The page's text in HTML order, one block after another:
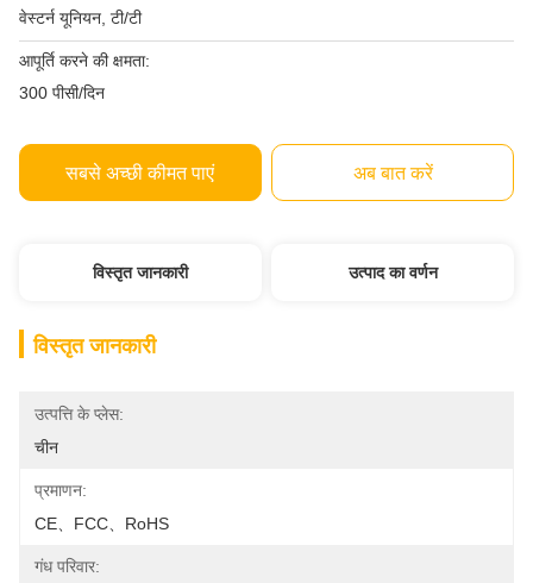
वेस्टर्न यूनियन, टी/टी
आपूर्ति करने की क्षमता:
300 पीसी/दिन
सबसे अच्छी कीमत पाएं अब बात करें
विस्तृत जानकारी उत्पाद का वर्णन
विस्तृत जानकारी
उत्पत्ति के प्लेस:
चीन
प्रमाणन:
CE、FCC、RoHS
गंध परिवार: